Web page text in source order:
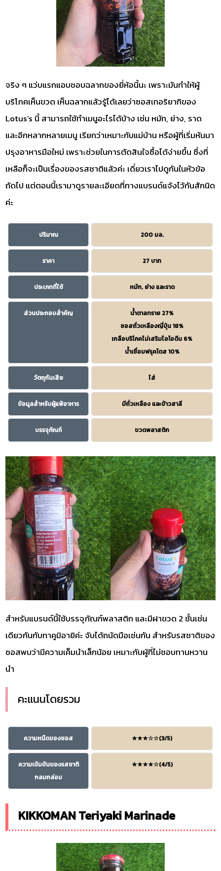
จริง ๆ แว่บแรกแอบชอบฉลากของยี่ห้อนี้นะ เพราะมันทำให้ผู้
บริโภคเห็นขวด เห็นฉลากแล้วรู้ได้เลยว่าซอสเทอริยากิของ
Lotus’s นี้ สามารถใช้ทำเมนูอะไรได้บ้าง เช่น หมัก, ย่าง, ราด
และอีกหลากหลายเมนู เรียกว่าเหมาะกับแม่บ้าน หรือผู้ที่เริ่มหันมา
ปรุงอาหารมือใหม่ เพราะช่วยในการตัดสินใจซื้อได้ง่ายขึ้น ซึ่งที่
เหลือก็จะเป็นเรื่องของรสชาติแล้วค่ะ เดี๋ยวเราไปดูกันในหัวข้อ
ถัดไป แต่ตอนนี้เรามาดูรายละเอียดที่ทางแบรนด์แจ้งไว้กันสักนิด
ค่ะ
ปริมาณ 200 มล.
ราคา 27 บาท
ประเภทที่ใช้ หมัก, ย่าง และราด
ส่วนประกอบสำคัญ
น้ำตาลทราย 27%
ซอสถั่วเหลืองญี่ปุ่น 18%
เกลือบริโภคไม่เสริมไอโอดีน 6%
น้ำเชื่อมฟรุคโตส 10%
วัตถุกันเสีย ใส่
ข้อมูลสำหรับผู้แพ้อาหาร มีถั่วเหลือง และข้าวสาลี
บรรจุภัณฑ์ ขวดพลาสติก
สำหรับแบรนด์นี้ใช้บรรจุภัณฑ์พลาสติก และมีฝาขวด 2 ชั้นเช่น
เดียวกันกับทาคูมิอายิค่ะ จับได้ถนัดมือเช่นกัน สำหรับรสชาติของ
ซอสพบว่ามีความเค็มนำเล็กน้อย เหมาะกับผู้ที่ไม่ชอบทานหวาน
นำ
คะแนนโดยรวม
ความหนืดของซอส ★★★☆☆(3/5)
ความเข้มข้นของรสชาติ
กลมกล่อม
★★★★☆(4/5)
KIKKOMAN Teriyaki Marinade